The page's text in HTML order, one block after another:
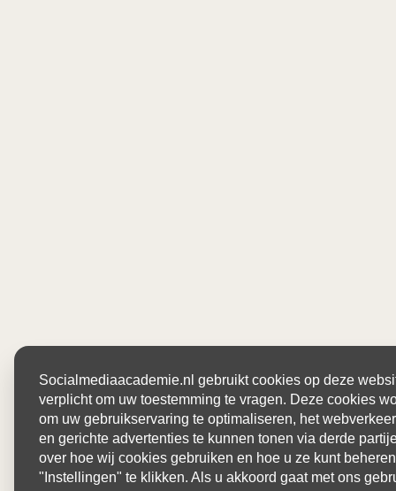
Socialmediaacademie.nl gebruikt cookies op deze
verplicht om uw toestemming te vragen. Deze cookies
om uw gebruikservaring te optimaliseren, het
en gerichte advertenties te kunnen tonen via derde
over hoe wij cookies gebruiken en hoe u ze kunt
"Instellingen" te klikken. Als u akkoord gaat met ons